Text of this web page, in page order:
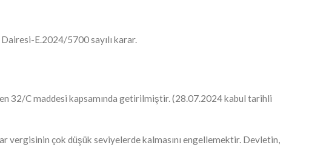
E.2024/5700 sayılı karar.
32/C maddesi kapsamında getirilmiştir. (28.07.2024 kabul tarihli
vergisinin çok düşük seviyelerde kalmasını engellemektir. Devletin,